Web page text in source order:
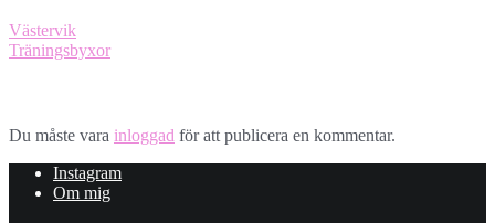
Västervik
Träningsbyxor
Du måste vara inloggad för att publicera en kommentar.
Instagram
Om mig